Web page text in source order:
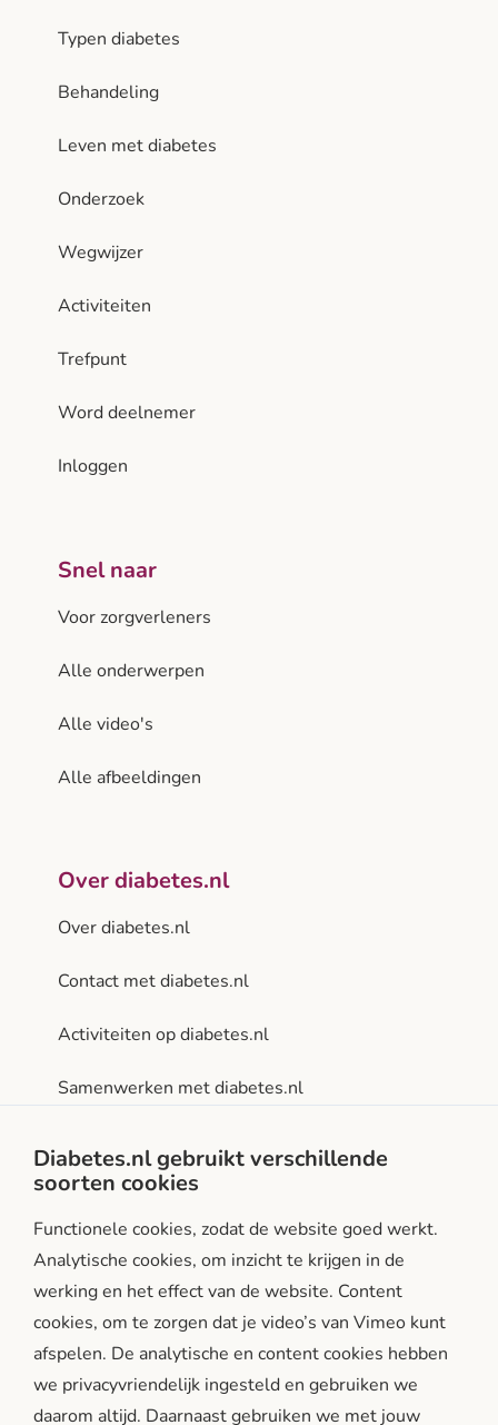
Typen diabetes
Behandeling
Leven met diabetes
Onderzoek
Wegwijzer
Activiteiten
Trefpunt
Word deelnemer
Inloggen
Snel naar
Voor zorgverleners
Alle onderwerpen
Alle video's
Alle afbeeldingen
Over diabetes.nl
Over diabetes.nl
Contact met diabetes.nl
Activiteiten op diabetes.nl
Samenwerken met diabetes.nl
diabetes.nl is een initiatief van:
Diabetes.nl gebruikt verschillende
soorten cookies
Functionele cookies, zodat de website goed werkt.
Analytische cookies, om inzicht te krijgen in de
werking en het effect van de website. Content
cookies, om te zorgen dat je video’s van Vimeo kunt
afspelen. De analytische en content cookies hebben
we privacyvriendelijk ingesteld en gebruiken we
daarom altijd. Daarnaast gebruiken we met jouw